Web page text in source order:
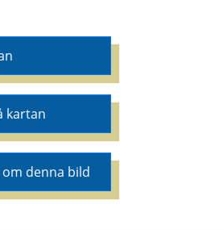
kartan
denna bild